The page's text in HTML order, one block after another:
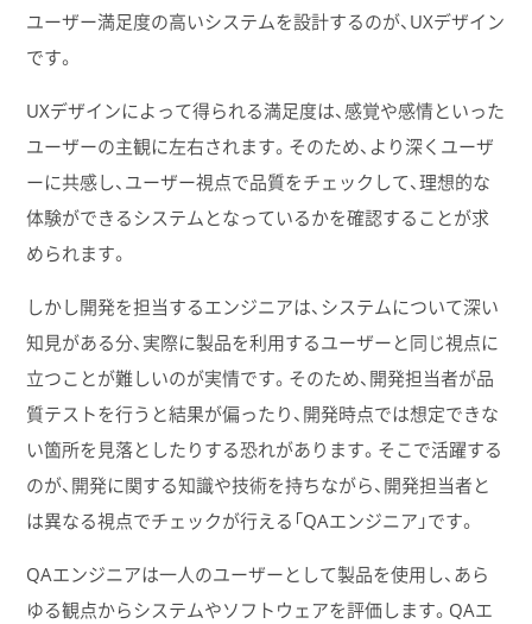
ユーザー満足度の高いシステムを設計するのが、UXデザイン
です。
UXデザインによって得られる満足度は、感覚や感情といった
ユーザーの主観に左右されます。そのため、より深くユーザ
ーに共感し、ユーザー視点で品質をチェックして、理想的な
体験ができるシステムとなっているかを確認することが求
められます。
しかし開発を担当するエンジニアは、システムについて深い
知見がある分、実際に製品を利用するユーザーと同じ視点に
立つことが難しいのが実情です。そのため、開発担当者が品
質テストを行うと結果が偏ったり、開発時点では想定できな
い箇所を見落としたりする恐れがあります。そこで活躍する
のが、開発に関する知識や技術を持ちながら、開発担当者と
は異なる視点でチェックが行える「QAエンジニア」です。
QAエンジニアは一人のユーザーとして製品を使用し、あら
ゆる観点からシステムやソフトウェアを評価します。QAエ